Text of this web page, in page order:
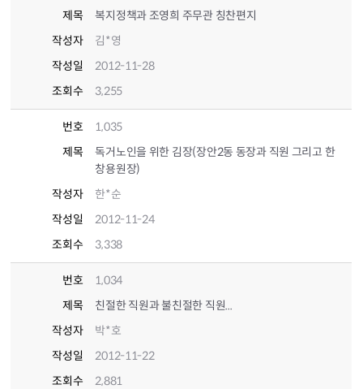
제목
복지정책과 조영희 주무관 칭찬편지
작성자
김*영
작성일
2012-11-28
조회수
3,255
번호
1,035
제목
독거노인을 위한 김장(장안2동 동장과 직원 그리고 한
창용원장)
작성자
한*순
작성일
2012-11-24
조회수
3,338
번호
1,034
제목
친절한 직원과 불친절한 직원...
작성자
박*호
작성일
2012-11-22
조회수
2,881